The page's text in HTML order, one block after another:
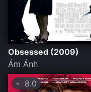
Obsessed (2009)
Ám Ảnh
⭐ 8.0